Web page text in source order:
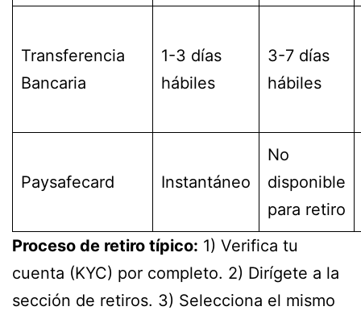
Transferencia
Bancaria
1-3 días
hábiles
3-7 días
hábiles
Paysafecard Instantáneo
No
disponible
para retiro
Proceso de retiro típico: 1) Verifica tu
cuenta (KYC) por completo. 2) Dirígete a la
sección de retiros. 3) Selecciona el mismo